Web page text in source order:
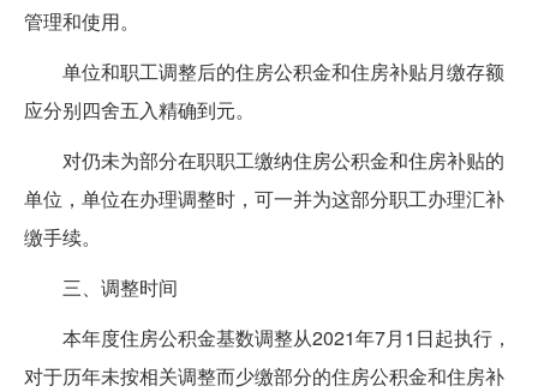
管理和使用。
单位和职工调整后的住房公积金和住房补贴月缴存额
应分别四舍五入精确到元。
对仍未为部分在职职工缴纳住房公积金和住房补贴的
单位，单位在办理调整时，可一并为这部分职工办理汇补
缴手续。
三、调整时间
本年度住房公积金基数调整从2021年7月1日起执行，
对于历年未按相关调整而少缴部分的住房公积金和住房补